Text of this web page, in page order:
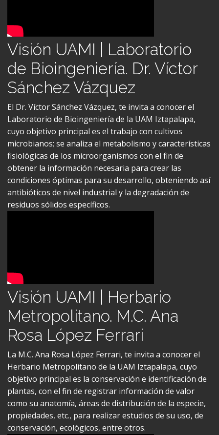
Visión UAMI | Laboratorio
de Bioingeniería. Dr. Víctor
Sánchez Vázquez
El Dr. Víctor Sánchez Vázquez, te invita a conocer el
Laboratorio de Bioingeniería de la UAM Iztapalapa,
cuyo objetivo principal es el trabajo con cultivos
microbianos; se analiza el metabolismo y características
fisiológicas de los microorganismos con el fin de
obtener la información necesaria para crear las
condiciones óptimas para su desarrollo, obteniendo así
antibióticos de nivel industrial y la degradación de
residuos sólidos específicos.
Visión UAMI | Herbario
Metropolitano. M.C. Ana
Rosa López Ferrari
La M.C. Ana Rosa López Ferrari, te invita a conocer el
Herbario Metropolitano de la UAM Iztapalapa, cuyo
objetivo principal es la conservación e identificación de
plantas, con el fin de registrar información de valor
como su anatomía, áreas de distribución de la especie,
propiedades, etc., para realizar estudios de su uso, de
conservación, ecológicos, entre otros.